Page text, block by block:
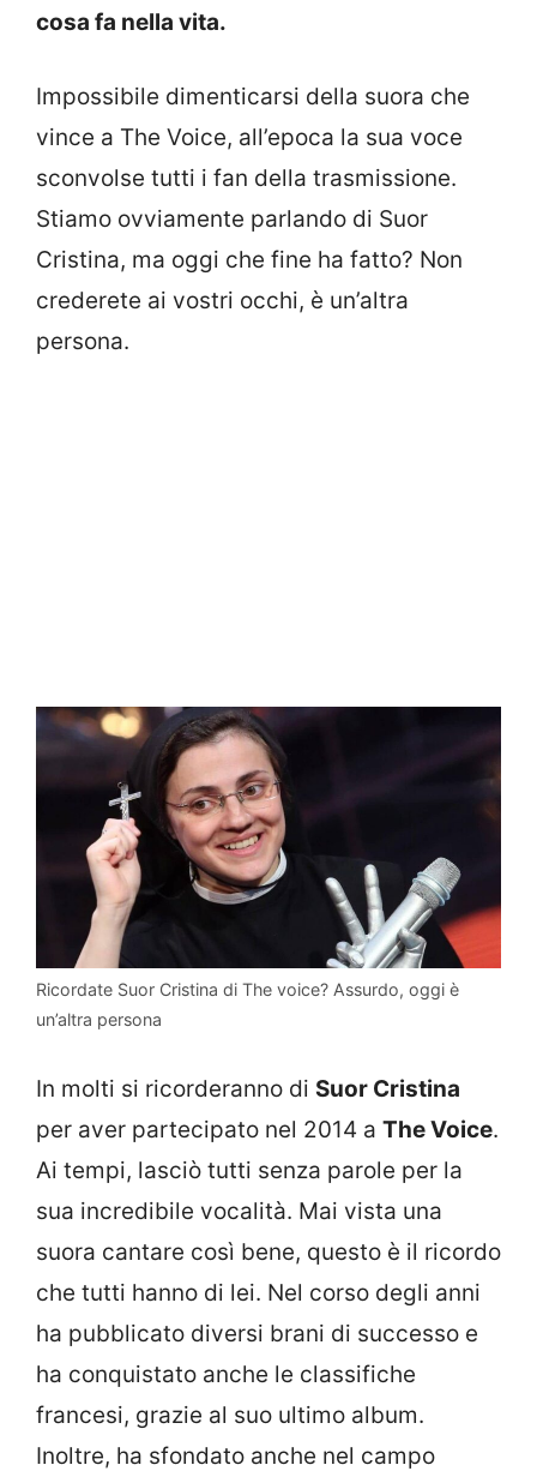
cosa fa nella vita.
Impossibile dimenticarsi della suora che
vince a The Voice, all’epoca la sua voce
sconvolse tutti i fan della trasmissione.
Stiamo ovviamente parlando di Suor
Cristina, ma oggi che fine ha fatto? Non
crederete ai vostri occhi, è un’altra
persona.
Ricordate Suor Cristina di The voice? Assurdo, oggi è
un’altra persona
In molti si ricorderanno di Suor Cristina
per aver partecipato nel 2014 a The Voice.
Ai tempi, lasciò tutti senza parole per la
sua incredibile vocalità. Mai vista una
suora cantare così bene, questo è il ricordo
che tutti hanno di lei. Nel corso degli anni
ha pubblicato diversi brani di successo e
ha conquistato anche le classifiche
francesi, grazie al suo ultimo album.
Inoltre, ha sfondato anche nel campo